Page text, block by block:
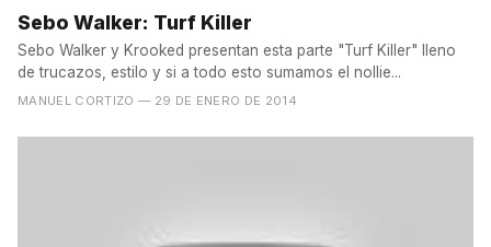
Sebo Walker: Turf Killer
Sebo Walker y Krooked presentan esta parte "Turf Killer" lleno
de trucazos, estilo y si a todo esto sumamos el nollie...
MANUEL CORTIZO — 29 DE ENERO DE 2014